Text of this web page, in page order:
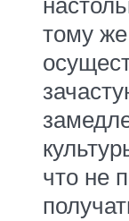
тому
что не